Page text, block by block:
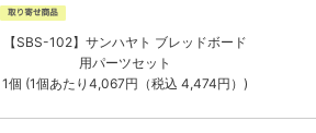
【SBS-102】サンハヤト ブレッドボード
用パーツセット
1個 (1個あたり4,067円（税込 4,474円）)